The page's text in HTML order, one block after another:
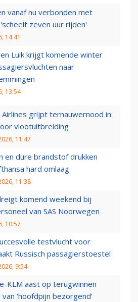
vanaf nu verbonden met
zeven uur rijden'
14:41
Luik krijgt komende winter
naar
13:54
Airlines grijpt ternauwernood in:
vlootuitbreiding
11:47
en dure brandstof drukken
hard omlaag
11:38
komend weekend bij
van SAS Noorwegen
10:57
testvlucht voor
Russisch passagierstoestel
9:54
KLM aast op terugwinnen
‘hoofdpijn bezorgend’